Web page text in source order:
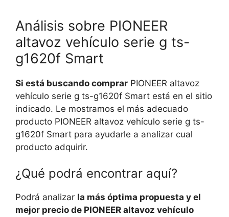
Análisis sobre PIONEER
altavoz vehículo serie g ts-
g1620f Smart
Si está buscando comprar PIONEER altavoz
vehículo serie g ts-g1620f Smart está en el sitio
indicado. Le mostramos el más adecuado
producto PIONEER altavoz vehículo serie g ts-
g1620f Smart para ayudarle a analizar cual
producto adquirir.
¿Qué podrá encontrar aquí?
Podrá analizar la más óptima propuesta y el
mejor precio de PIONEER altavoz vehículo